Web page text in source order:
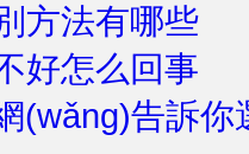
方法有哪些
好怎么回事
(wǎng)告訴你